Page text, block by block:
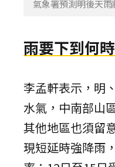
氣象署預測明後天雨
雨要下到何
李孟軒表示，明
水氣，中南部山
其他地區也須留
現短延時強降雨